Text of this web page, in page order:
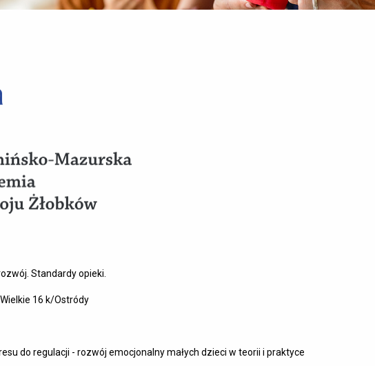
Standardy opieki.
16 k/Ostródy
do regulacji - rozwój emocjonalny małych dzieci w teorii i praktyce